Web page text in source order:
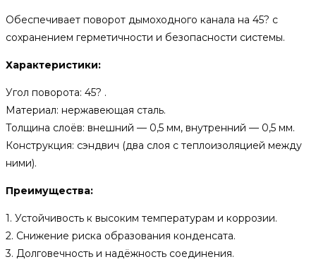
Обеспечивает поворот дымоходного канала на 45? с
сохранением герметичности и безопасности системы.
Характеристики:
Угол поворота: 45? .
Материал: нержавеющая сталь.
Толщина слоёв: внешний — 0,5 мм, внутренний — 0,5 мм.
Конструкция: сэндвич (два слоя с теплоизоляцией между
ними).
Преимущества:
1. Устойчивость к высоким температурам и коррозии.
2. Снижение риска образования конденсата.
3. Долговечность и надёжность соединения.